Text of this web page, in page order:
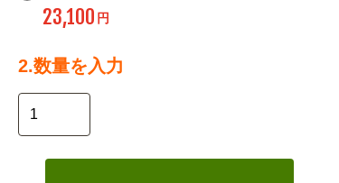
23,100 円
2.数量を入力